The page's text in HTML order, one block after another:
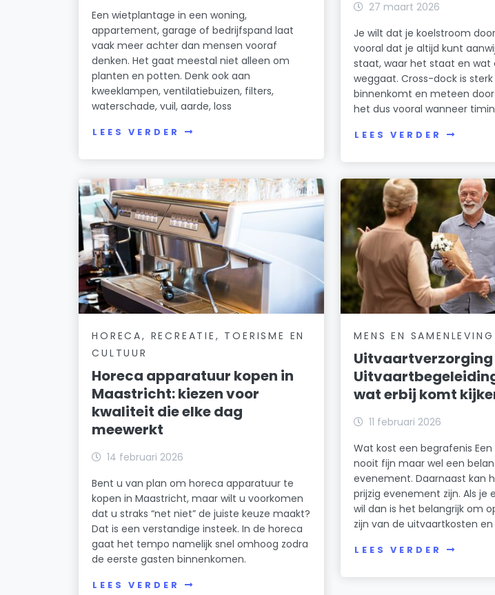
Een wietplantage in een woning,
appartement, garage of bedrijfspand laat
vaak meer achter dan mensen vooraf
denken. Het gaat meestal niet alleen om
planten en potten. Denk ook aan
kweeklampen, ventilatiebuizen, filters,
waterschade, vuil, aarde, loss
LEES VERDER
27 maart 2026
Je wilt dat je koelstroom
vooral dat je altijd kunt
staat, waar het staat en wat
weggaat. Cross-dock is
binnenkomt en meteen door
het dus vooral wanneer
LEES VERDER
HORECA, RECREATIE, TOERISME EN
CULTUUR
Horeca apparatuur kopen in
Maastricht: kiezen voor
kwaliteit die elke dag
meewerkt
14 februari 2026
Bent u van plan om horeca apparatuur te
kopen in Maastricht, maar wilt u voorkomen
dat u straks “net niet” de juiste keuze maakt?
Dat is een verstandige insteek. In de horeca
gaat het tempo namelijk snel omhoog zodra
de eerste gasten binnenkomen.
LEES VERDER
MENS EN SAMENLEVING
wat erbij komt
11 februari 2026
Wat kost een begrafenis
nooit fijn maar wel een
evenement. Daarnaast kan
prijzig evenement zijn. Als je
wil dan is het belangrijk om
zijn van de uitvaartkosten en
LEES VERDER